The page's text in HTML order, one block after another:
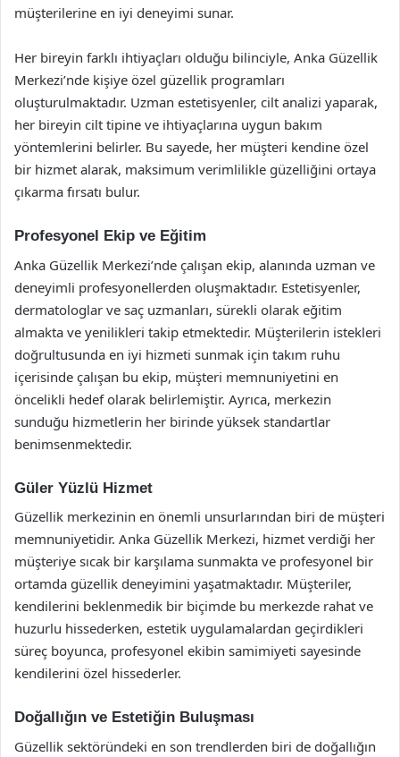
müşterilerine en iyi deneyimi sunar.
Her bireyin farklı ihtiyaçları olduğu bilinciyle, Anka Güzellik
Merkezi’nde kişiye özel güzellik programları
oluşturulmaktadır. Uzman estetisyenler, cilt analizi yaparak,
her bireyin cilt tipine ve ihtiyaçlarına uygun bakım
yöntemlerini belirler. Bu sayede, her müşteri kendine özel
bir hizmet alarak, maksimum verimlilikle güzelliğini ortaya
çıkarma fırsatı bulur.
Profesyonel Ekip ve Eğitim
Anka Güzellik Merkezi’nde çalışan ekip, alanında uzman ve
deneyimli profesyonellerden oluşmaktadır. Estetisyenler,
dermatologlar ve saç uzmanları, sürekli olarak eğitim
almakta ve yenilikleri takip etmektedir. Müşterilerin istekleri
doğrultusunda en iyi hizmeti sunmak için takım ruhu
içerisinde çalışan bu ekip, müşteri memnuniyetini en
öncelikli hedef olarak belirlemiştir. Ayrıca, merkezin
sunduğu hizmetlerin her birinde yüksek standartlar
benimsenmektedir.
Güler Yüzlü Hizmet
Güzellik merkezinin en önemli unsurlarından biri de müşteri
memnuniyetidir. Anka Güzellik Merkezi, hizmet verdiği her
müşteriye sıcak bir karşılama sunmakta ve profesyonel bir
ortamda güzellik deneyimini yaşatmaktadır. Müşteriler,
kendilerini beklenmedik bir biçimde bu merkezde rahat ve
huzurlu hissederken, estetik uygulamalardan geçirdikleri
süreç boyunca, profesyonel ekibin samimiyeti sayesinde
kendilerini özel hissederler.
Doğallığın ve Estetiğin Buluşması
Güzellik sektöründeki en son trendlerden biri de doğallığın